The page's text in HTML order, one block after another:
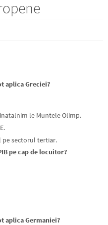
aplica Greciei?
le Muntele Olimp.
pe sectorul tertiar.
pe cap de locuitor?
aplica Germaniei?